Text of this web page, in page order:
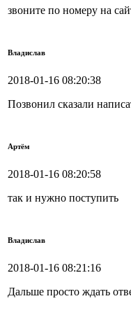
звоните по номеру на
Владислав
2018-01-16 08:20:38
Позвонил сказали
Артём
2018-01-16 08:20:58
так и нужно поступить
Владислав
2018-01-16 08:21:16
Дальше просто ждать